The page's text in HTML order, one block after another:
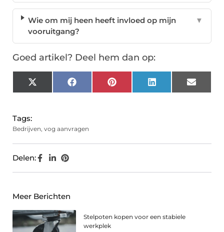
Wie om mij heen heeft invloed op mijn
vooruitgang?
▼
Goed artikel? Deel hem dan op:
X
(Twitter)
FacebookPinterest LinkedIn Email
Tags:
Bedrijven, vog aanvragen
Delen:
Meer Berichten
Stelpoten kopen voor een stabiele
werkplek